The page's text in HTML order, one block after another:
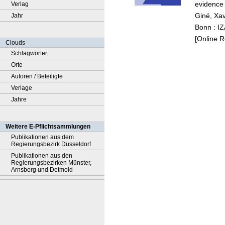
Verlag
Jahr
Clouds
Schlagwörter
Orte
Autoren / Beteiligte
Verlage
Jahre
Weitere E-Pflichtsammlungen
Publikationen aus dem
Regierungsbezirk Düsseldorf
Publikationen aus den
Regierungsbezirken Münster,
Arnsberg und Detmold
Giné,
Bonn :
[Online